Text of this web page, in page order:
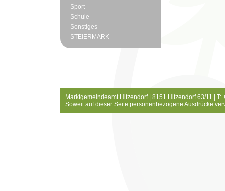
Sport
Schule
Sonstiges
STEIERMARK
Marktgemeindeamt Hitzendorf | 8151 Hitzendorf 63/11 |
Soweit auf dieser Seite personenbezogene Ausdrücke